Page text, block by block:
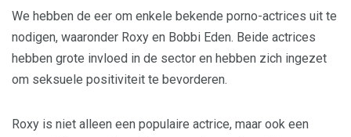
We hebben de eer om enkele bekende porno-actrices uit te
nodigen, waaronder Roxy en Bobbi Eden. Beide actrices
hebben grote invloed in de sector en hebben zich ingezet
om seksuele positiviteit te bevorderen.
Roxy is niet alleen een populaire actrice, maar ook een